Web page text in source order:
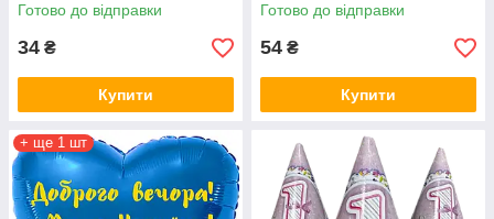
Готово до відправки
34 ₴
Купити
Готово до відправки
54 ₴
Купити
+ ще 1 шт